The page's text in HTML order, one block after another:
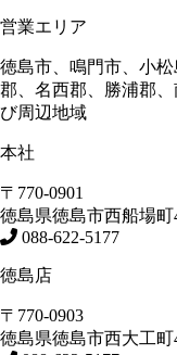
営業エリア
徳島市、鳴門市、小
郡、名西郡、勝浦郡
び周辺地域
本社
〒770-0901
徳島県徳島市西船場町
088-622-5177
徳島店
〒770-0903
徳島県徳島市西大工町